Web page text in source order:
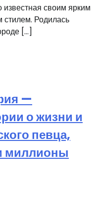
своим ярким
Родилась
[…]
—
о жизни и
певца,
миллионы